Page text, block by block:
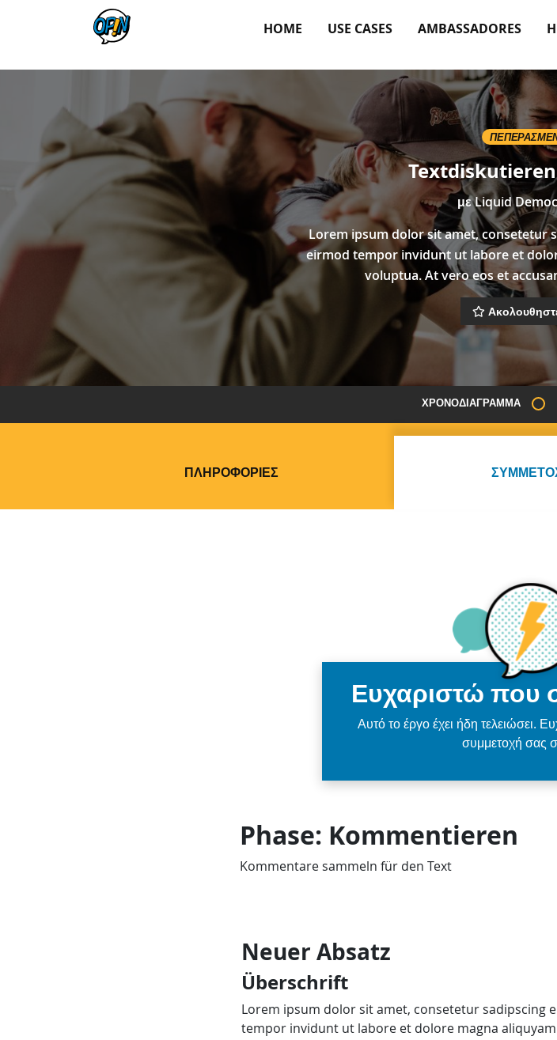
HOME USE CASES AMBASSADORES
μεLiquid
Lorem ipsum dolor sit amet, consetetur
eirmod tempor invidunt ut labore et
voluptua. At vero eos et
ΧΡΟΝΟΔΙΆΓΡΑΜΜΑ
ΠΛΗΡΟΦΟΡΊΕΣ
Ευχαριστώ που
Αυτό το έργο έχει ήδη τελειώσει.
συμμετοχή σας
Phase: Kommentieren
Kommentare sammeln für den Text
Neuer Absatz
Überschrift
Lorem ipsum dolor sit amet, consetetur sadipscing
tempor invidunt ut labore et dolore magna